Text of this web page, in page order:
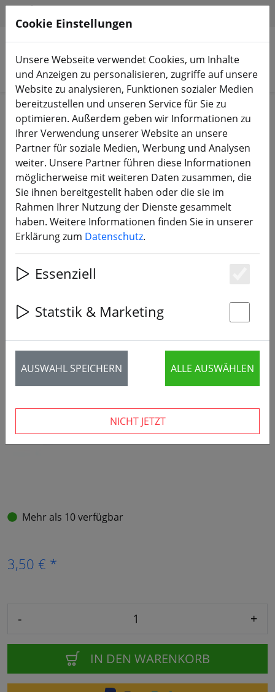
Produkte suchen
Start Propeller 3 Zoll Propeller
HQProp T3.5X2X3 3,5 Zoll 3-Blatt
Propeller Grau (2CW+2CCW)
Mehr als 10 verfügbar
3,50 € *
- +
IN DEN WARENKORB
Cookie Einstellungen
Unsere Webseite verwendet Cookies, um Inhalte
und Anzeigen zu personalisieren, zugriffe auf unsere
Website zu analysieren, Funktionen sozialer Medien
bereitzustellen und unseren Service für Sie zu
optimieren. Außerdem geben wir Informationen zu
Ihrer Verwendung unserer Website an unsere
Partner für soziale Medien, Werbung und Analysen
weiter. Unsere Partner führen diese Informationen
möglicherweise mit weiteren Daten zusammen, die
Sie ihnen bereitgestellt haben oder die sie im
Rahmen Ihrer Nutzung der Dienste gesammelt
haben. Weitere Informationen finden Sie in unserer
Erklärung zum Datenschutz.
Essenziell
Statstik & Marketing
AUSWAHL SPEICHERN ALLE AUSWÄHLEN
NICHT JETZT